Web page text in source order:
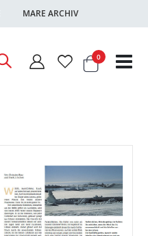
MARE ARCHIV
Warenkorb
0Artikel